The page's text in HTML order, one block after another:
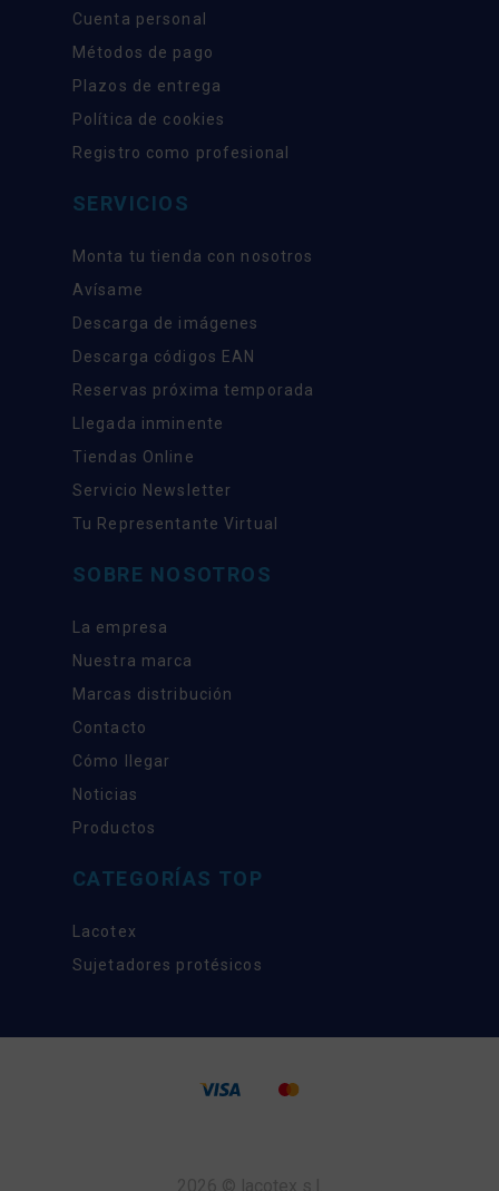
Cuenta personal
Métodos de pago
Plazos de entrega
Política de cookies
Registro como profesional
SERVICIOS
Monta tu tienda con nosotros
Avísame
Descarga de imágenes
Descarga códigos EAN
Reservas próxima temporada
Llegada inminente
Tiendas Online
Servicio Newsletter
Tu Representante Virtual
SOBRE NOSOTROS
La empresa
Nuestra marca
Marcas distribución
Contacto
Cómo llegar
Noticias
Productos
CATEGORÍAS TOP
Lacotex
Sujetadores protésicos